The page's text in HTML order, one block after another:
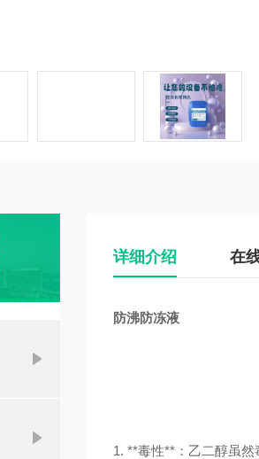
详细介绍 在
防沸防冻液
1. **毒性**：乙二醇虽